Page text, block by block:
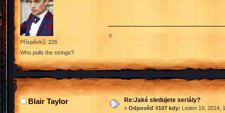
Příspěvků: 226
Who pulls the strings?
♕
Blair Taylor Re:Jaké sledujete seriály?
« Odpověď #107 kdy: Leden 19, 2014,